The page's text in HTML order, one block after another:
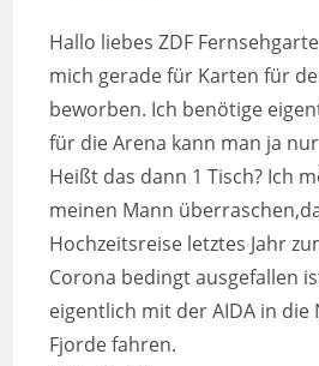
Hallo liebes ZDF
mich gerade für Karten für
beworben. Ich benötige
für die Arena kann man ja
Heißt das dann 1 Tisch? Ich
meinen Mann
Hochzeitsreise letztes Jahr
Corona bedingt ausgefallen
eigentlich mit der AIDA in die
Fjorde fahren.